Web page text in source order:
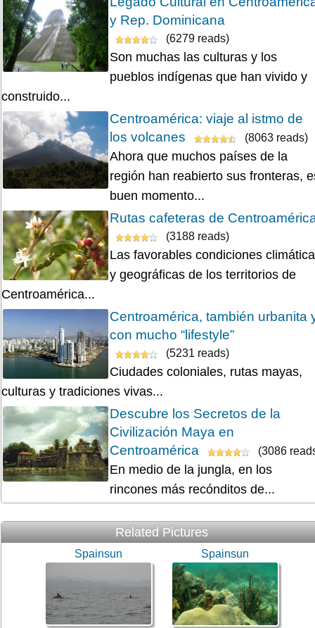
y Rep. Dominicana
(6279 reads)
Son muchas las culturas y los
pueblos indígenas que han vivido y
construido...
Centroamérica: viaje al istmo de
los volcanes
(8063 reads)
Ahora que muchos países de la
región han reabierto sus fronteras,
buen momento...
Rutas cafeteras de
(3188 reads)
Las favorables condiciones
y geográficas de los territorios de
Centroamérica...
Centroamérica, también urbanita
con mucho “lifestyle”
(5231 reads)
Ciudades coloniales, rutas mayas,
culturas y tradiciones vivas...
Descubre los Secretos de la
Civilización Maya en
Centroamérica
(3086
En medio de la jungla, en los
rincones más recónditos de...
Related Pictures
Spainsun Spainsun